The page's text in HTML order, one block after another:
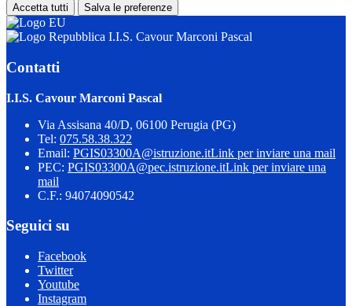
Accetta tutti Salva le preferenze
I.I.S. Cavour Marconi Pascal
Contatti
I.I.S. Cavour Marconi Pascal
Via Assisana 40/D, 06100 Perugia (PG)
Tel: 075.58.38.322
Email: PGIS03300A@istruzione.itLink per inviare una mail
PEC: PGIS03300A@pec.istruzione.itLink per inviare una
mail
C.F.: 94074090542
Seguici su
Facebook
Twitter
Youtube
Instagram